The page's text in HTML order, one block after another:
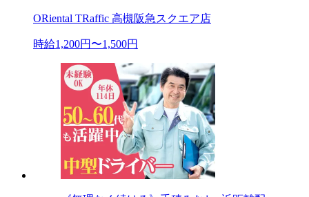
ORiental TRaffic 高槻阪急スクエア店
時給1,200円〜1,500円